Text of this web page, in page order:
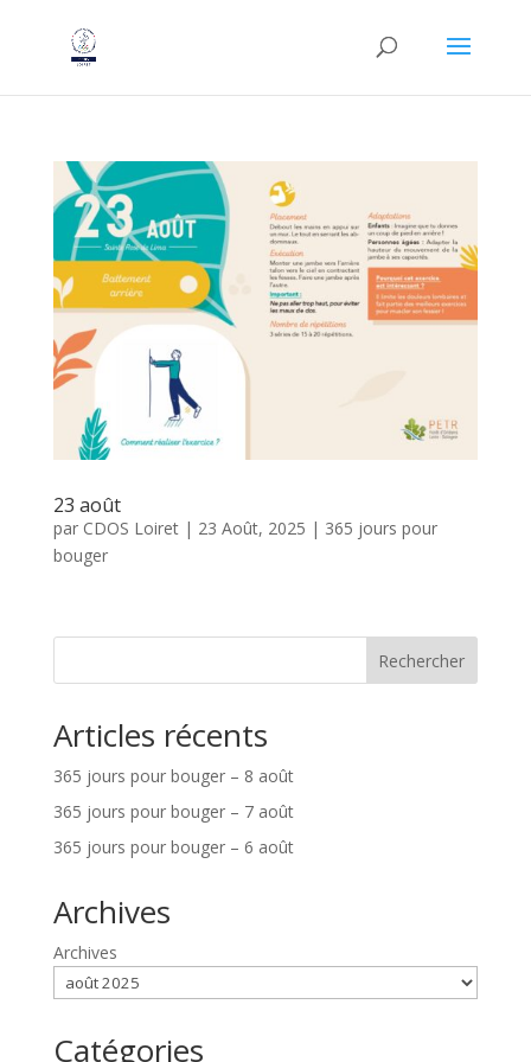
23 août
par CDOS Loiret| 23 Août, 2025 | 365 jours pour
bouger
Rechercher
Articles récents
365 jours pour bouger – 8 août
365 jours pour bouger – 7 août
365 jours pour bouger – 6 août
Archives
Archives
Catégories